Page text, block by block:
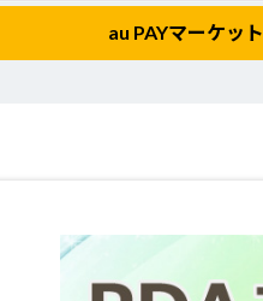
au PAYマーケット